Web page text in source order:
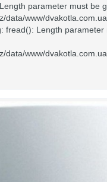
parameter must be
data/www/
: fread(): Length
data/www/